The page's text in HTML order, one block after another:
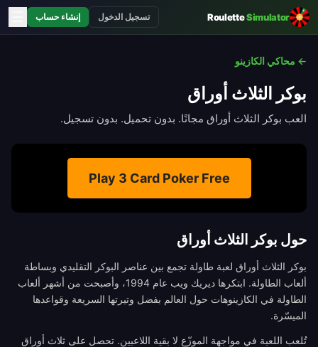
RouletteSimulator تسجيل الدخول إنشاء حساب
← محاكي الكازينو
بوكر الثلاث أوراق
العب بوكر الثلاث أوراق مجانًا. بدون تحميل. بدون تسجيل.
Play 3 Card PokerFree
حول بوكر الثلاث أوراق
بوكر الثلاث أوراق لعبة طاولة تجمع بين عناصر البوكر التقليدي وبساطة
ألعاب الطاولة. ابتكرها ديريك ويب عام 1994، وأصبحت من أشهر ألعاب
الطاولة في الكازينوهات حول العالم بفضل وتيرتها السريعة وقواعدها
الميسّرة.
تُلعب اللعبة في مواجهة الموزّع لا بقية اللاعبين. تحصل على ثلاث أوراق